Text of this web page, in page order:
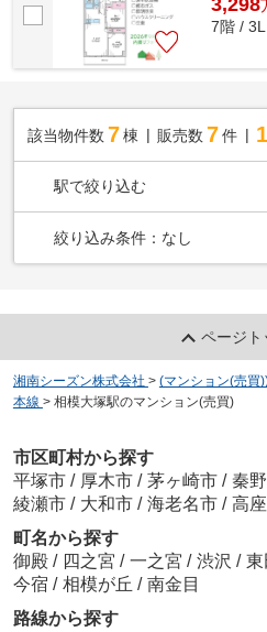
7階 /
該当物件数 7棟 販売数 7 件
駅で絞り込む
絞り込み条件： なし
ページト
湘南シーズン株式会社 > (マンション(売買
本線 > 相模大塚駅のマンション(売買)
市区町村から探す
平塚市 / 厚木市 / 茅ヶ崎市 / 秦
綾瀬市 / 大和市 / 海老名市 / 高
町名から探す
御殿 / 四之宮 / 一之宮 / 渋沢 / 東
今宿 / 相模が丘 / 南金目
路線から探す